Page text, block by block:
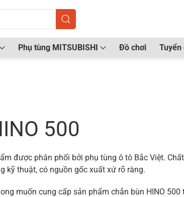
Phụ tùng MITSUBISHI Đồ chơi Tuyển
500
được phân phối bởi phụ tùng ô tô Bắc Việt.
kỹ thuật, có nguồn gốc xuất xứ rõ ràng.
muốn cung cấp sản phẩm chắn bùn HINO